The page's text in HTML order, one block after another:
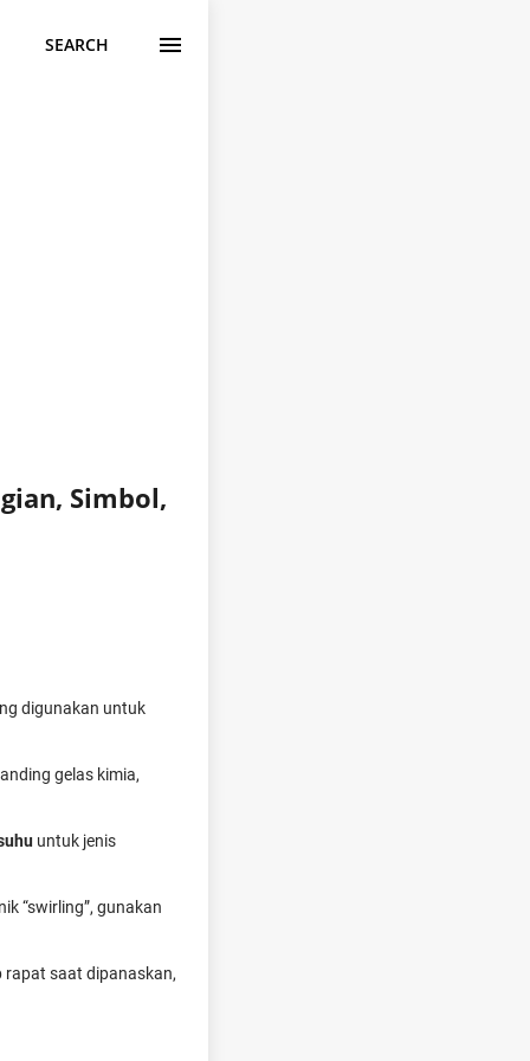
SEARCH
Simbol,
digunakan untuk
gelas kimia,
untuk jenis
“swirling”, gunakan
rapat saat dipanaskan,